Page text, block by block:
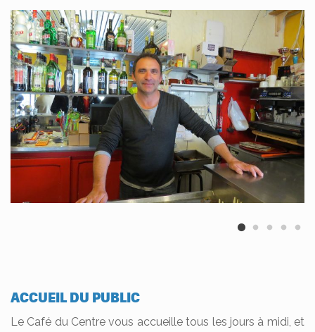
ACCUEIL DU PUBLIC
Le Café du Centre vous accueille tous les jours à midi, et